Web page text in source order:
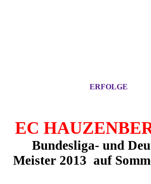
ERFOLGE
EC
Bundesliga- und
Meister 2013 auf